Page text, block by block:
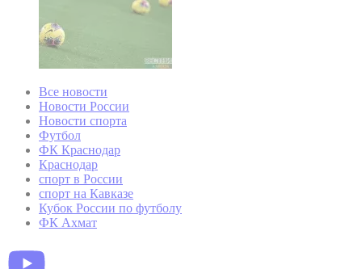
Все новости
Новости России
Новости спорта
Футбол
ФК Краснодар
Краснодар
спорт в России
спорт на Кавказе
Кубок России по футболу
ФК Ахмат